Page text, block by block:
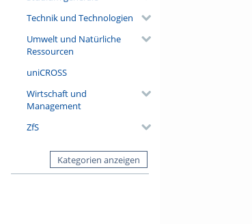
Technik und Technologien
Umwelt und Natürliche
Ressourcen
uniCROSS
Wirtschaft und
Management
ZfS
Kategorien anzeigen